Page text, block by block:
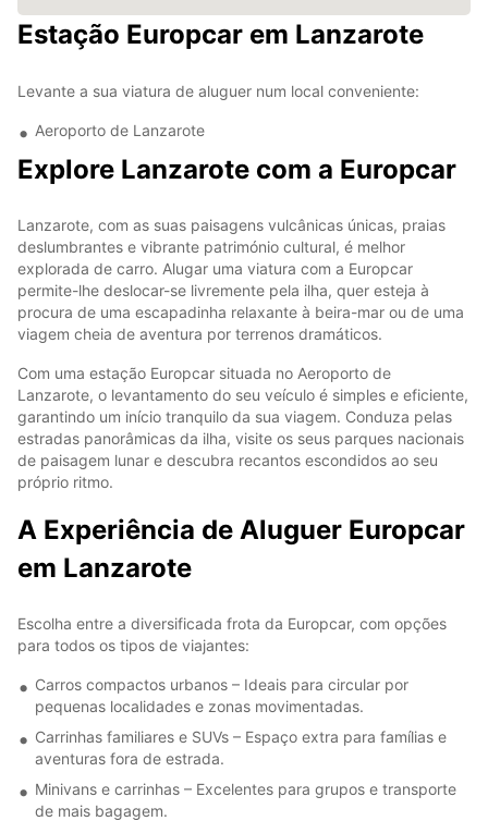
Estação Europcar em Lanzarote
Levante a sua viatura de aluguer num local conveniente:
Aeroporto de Lanzarote
Explore Lanzarote com a Europcar
Lanzarote, com as suas paisagens vulcânicas únicas, praias
deslumbrantes e vibrante património cultural, é melhor
explorada de carro. Alugar uma viatura com a Europcar
permite-lhe deslocar-se livremente pela ilha, quer esteja à
procura de uma escapadinha relaxante à beira-mar ou de uma
viagem cheia de aventura por terrenos dramáticos.
Com uma estação Europcar situada no Aeroporto de
Lanzarote, o levantamento do seu veículo é simples e eficiente,
garantindo um início tranquilo da sua viagem. Conduza pelas
estradas panorâmicas da ilha, visite os seus parques nacionais
de paisagem lunar e descubra recantos escondidos ao seu
próprio ritmo.
A Experiência de Aluguer Europcar
em Lanzarote
Escolha entre a diversificada frota da Europcar, com opções
para todos os tipos de viajantes:
Carros compactos urbanos – Ideais para circular por
pequenas localidades e zonas movimentadas.
Carrinhas familiares e SUVs – Espaço extra para famílias e
aventuras fora de estrada.
Minivans e carrinhas – Excelentes para grupos e transporte
de mais bagagem.